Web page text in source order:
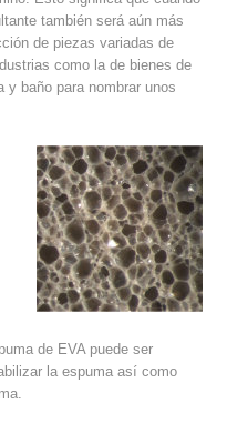
también será aún más
de piezas variadas de
como la de bienes de
y baño para nombrar unos
de EVA puede ser
la espuma así como